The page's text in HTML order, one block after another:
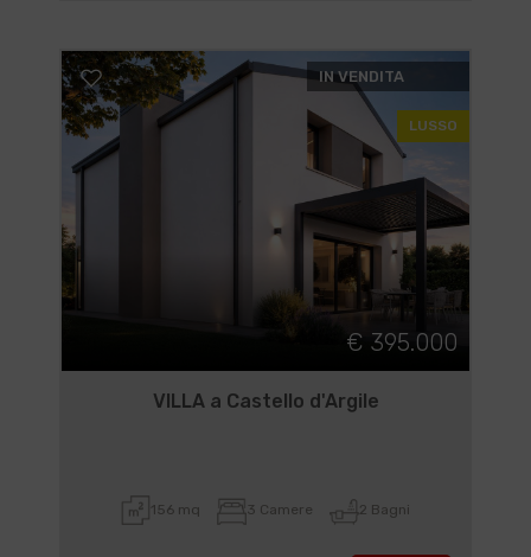
IN VENDITA
LUSSO
€ 395.000
VILLA a Castello d'Argile
156 mq 3 Camere 2 Bagni